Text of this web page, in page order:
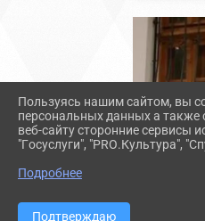
Пользуясь нашим сайтом, вы
персональных данных а также
веб-сайту сторонние сервисы
"Госуслуги", "PRO.Культура",
Подробнее
Подтверждаю